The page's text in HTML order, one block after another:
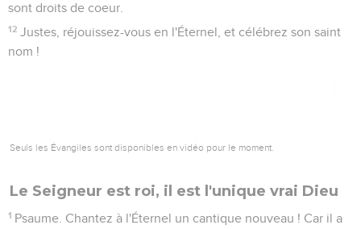
sont droits de coeur.
12 Justes, réjouissez-vous en l'Éternel, et célébrez son saint
nom !
Seuls les Évangiles sont disponibles en vidéo pour le moment.
Le Seigneur est roi, il est l'unique vrai Dieu
1 Psaume. Chantez à l'Éternel un cantique nouveau ! Car il a